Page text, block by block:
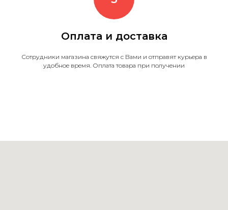
Оплата и доставка
Сотрудники магазина свяжутся с Вами и отправят курьера в
удобное время. Оплата товара при получении